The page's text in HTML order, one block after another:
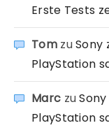
Erste Tests
TomzuSony
PlayStation
Marc zu
PlayStation